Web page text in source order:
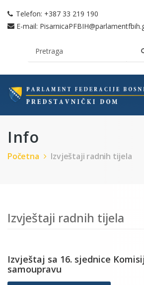
Telefon: +387 33 219 190
E-mail:
Info
Početna Izvještaji radnih tijela
Izvještaji radnih tijela
Izvještaj sa 16. sjednice
samoupravu